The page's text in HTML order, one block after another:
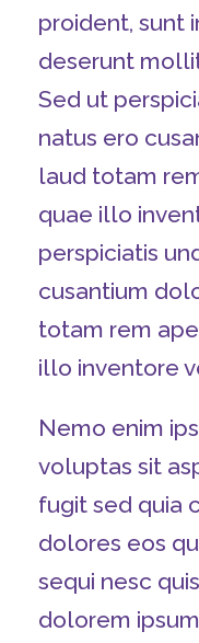
proident, sunt
deserunt
Sed ut
natus ero
laud totam
quae illo
perspiciatis
cusantium
totam rem
illo inventore
Nemo enim
voluptas sit
fugit sed quia
dolores eos
sequi nesc
dolorem